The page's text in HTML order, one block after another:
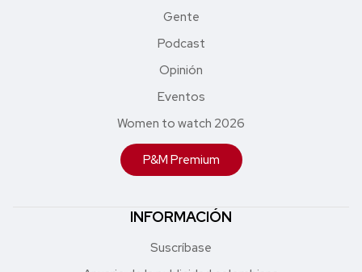
Gente
Podcast
Opinión
Eventos
Women to watch 2026
P&M Premium
INFORMACIÓN
Suscríbase